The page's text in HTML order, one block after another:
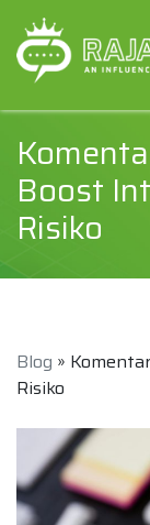
Boost
Risiko
Blog »
Risiko